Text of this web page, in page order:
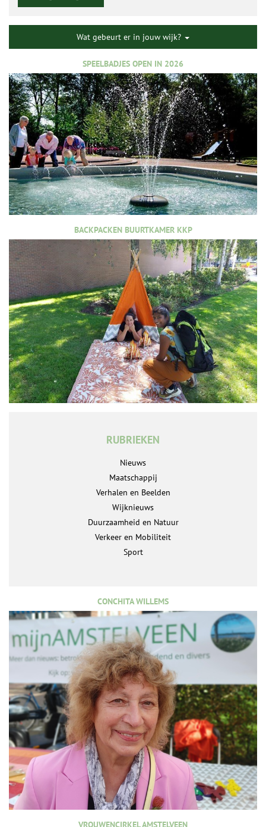
Wat gebeurt er in jouw wijk?
SPEELBADJES OPEN IN 2026
BACKPACKEN BUURTKAMER KKP
RUBRIEKEN
Nieuws
Maatschappij
Verhalen en Beelden
Wijknieuws
Duurzaamheid en Natuur
Verkeer en Mobiliteit
Sport
CONCHITA WILLEMS
VROUWENCIRKEL AMSTELVEEN